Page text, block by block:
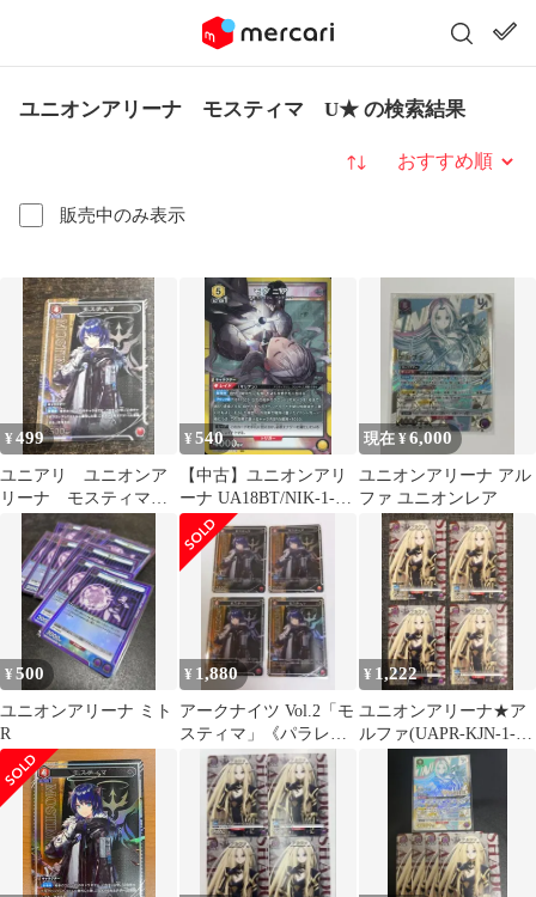
ユニオンアリーナ モスティマ U★ の検索結果
販売中のみ表示
並び替え
¥499
ユニアリ ユニオンア
リーナ モスティマ
¥540
【中古】ユニオンアリ
ーナ UA18BT/NIK-1-
019[SR]：(キラ)モダニ
ア
現在 ¥6,000
ユニオンアリーナ アル
ファ ユニオンレア
¥500
ユニオンアリーナ ミト
R
¥ 1,880
アークナイツ Vol.2「モ
スティマ」《パラレ
ル》U★（アンコモン
★）４枚セット
¥ 1,222
ユニオンアリーナ★ア
ルファ(UAPR-KJN-1-
052)4枚★プロモ/ユニ